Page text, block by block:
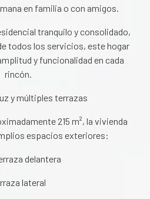
en familia o con amigos.
tranquilo y consolidado,
todos los servicios, este hogar
y funcionalidad en cada
rincón.
y múltiples terrazas
215 m², la vivienda
espacios exteriores:
delantera
lateral